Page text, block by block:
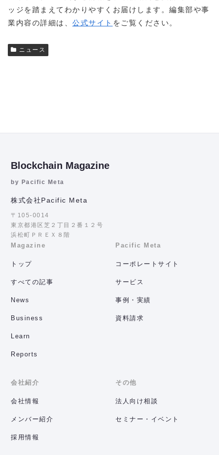
ッジを踏まえてわかりやすくお届けします。編集部や事
業内容の詳細は、 公式サイト をご覧ください。
ニュース
Blockchain Magazine
by Pacific Meta
株式会社Pacific Meta
〒105-0014
東京都港区芝２丁目２番１２号
浜松町ＰＲＥＸ８階
Magazine
トップ
すべての記事
News
Business
Learn
Reports
Pacific Meta
コーポレートサイト
サービス
事例・実績
資料請求
会社紹介
会社情報
メンバー紹介
採用情報
その他
法人向け相談
セミナー・イベント